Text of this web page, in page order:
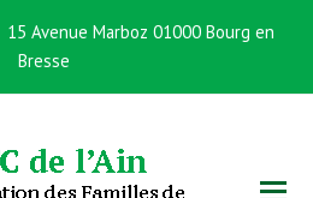
15 Avenue Marboz 01000 Bourg en
Bresse